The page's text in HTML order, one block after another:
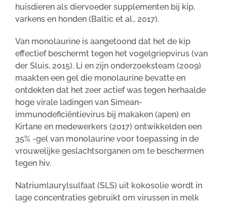
huisdieren als diervoeder supplementen bij kip,
varkens en honden (Baltic et al., 2017).
Van monolaurine is aangetoond dat het de kip
effectief beschermt tegen het vogelgriepvirus (van
der Sluis, 2015). Li en zijn onderzoeksteam (2009)
maakten een gel die monolaurine bevatte en
ontdekten dat het zeer actief was tegen herhaalde
hoge virale ladingen van Simean-
immunodeficiëntievirus bij makaken (apen) en
Kirtane en medewerkers (2017) ontwikkelden een
35% -gel van monolaurine voor toepassing in de
vrouwelijke geslachtsorganen om te beschermen
tegen hiv.
Natriumlaurylsulfaat (SLS) uit kokosolie wordt in
lage concentraties gebruikt om virussen in melk